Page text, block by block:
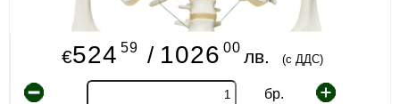
ИНСТРУМЕНТИ
€524 59 / 1026 00 лв. (с ДДС)
бр.